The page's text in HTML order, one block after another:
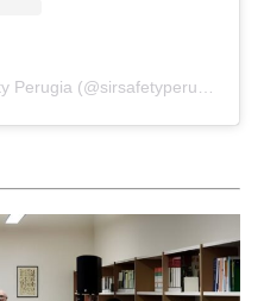
Un post condiviso da Sir Safety Perugia (@sirsafetyperugia)